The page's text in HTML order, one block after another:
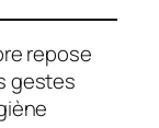
repose
gestes